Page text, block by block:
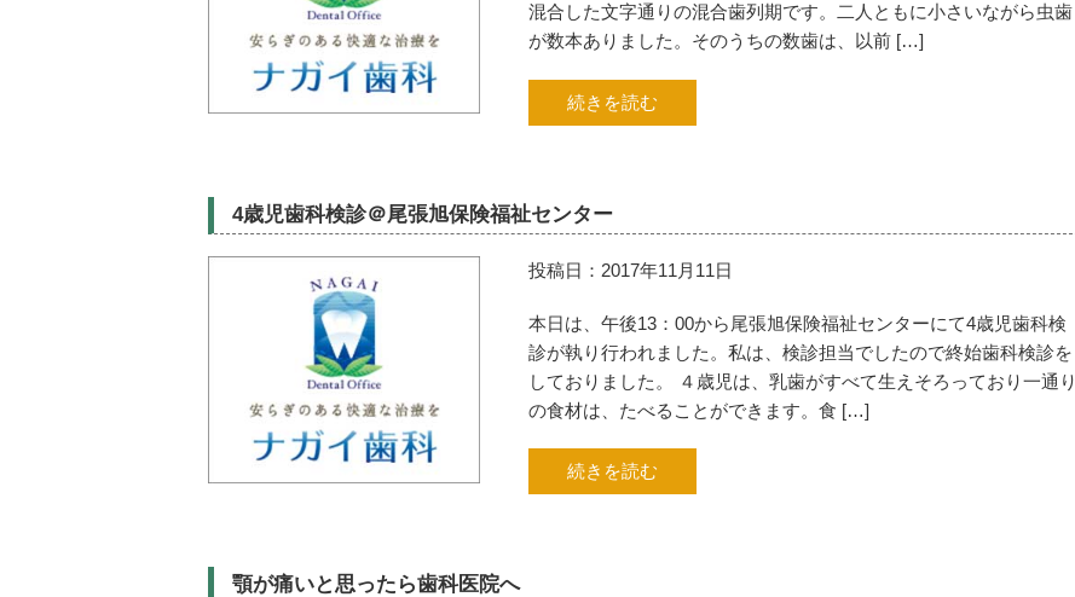
混合した文字通りの混合歯列期です。二人ともに小さいながら虫歯
が数本ありました。そのうちの数歯は、以前 […]
続きを読む
4歳児歯科検診＠尾張旭保険福祉センター
投稿日：2017年11月11日
本日は、午後13：00から尾張旭保険福祉センターにて4歳児歯科検
診が執り行われました。私は、検診担当でしたので終始歯科検診を
しておりました。 ４歳児は、乳歯がすべて生えそろっており一通り
の食材は、たべることができます。食 […]
続きを読む
顎が痛いと思ったら歯科医院へ